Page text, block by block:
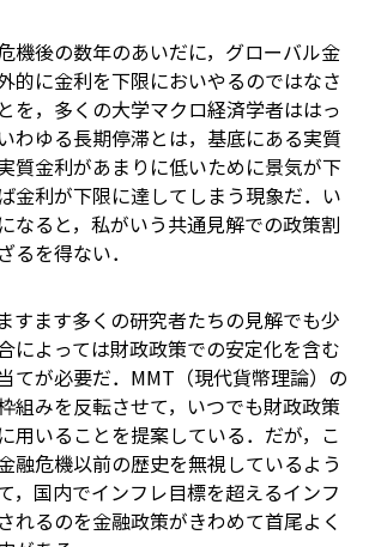
機後の数年のあいだに，グローバル金
的に金利を下限においやるのではなさ
を，多くの大学マクロ経済学者ははっ
わゆる長期停滞とは，基底にある実質
質金利があまりに低いために景気が下
金利が下限に達してしまう現象だ．い
なると，私がいう共通見解での政策割
るを得ない．
すます多くの研究者たちの見解でも―――少
によっては財政政策での安定化を含む
てが必要だ．MMT（現代貨幣理論）の
組みを反転させて，いつでも財政政策
用いることを提案している．だが，こ
融危機以前の歴史を無視しているよう
，国内でインフレ目標を超えるインフ
れるのを金融政策がきわめて首尾よく